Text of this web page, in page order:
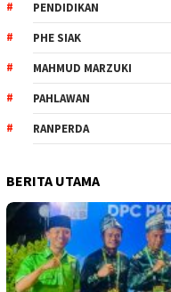
PENDIDIKAN
PHE SIAK
MAHMUD MARZUKI
PAHLAWAN
RANPERDA
BERITA UTAMA